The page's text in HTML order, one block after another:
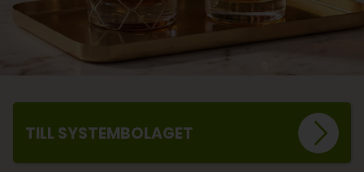
TILL SYSTEMBOLAGET